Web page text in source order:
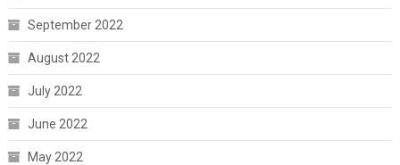
September 2022
August 2022
July 2022
June 2022
May 2022